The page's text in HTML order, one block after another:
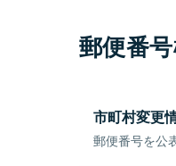
郵便番
市町村変更
郵便番号を公